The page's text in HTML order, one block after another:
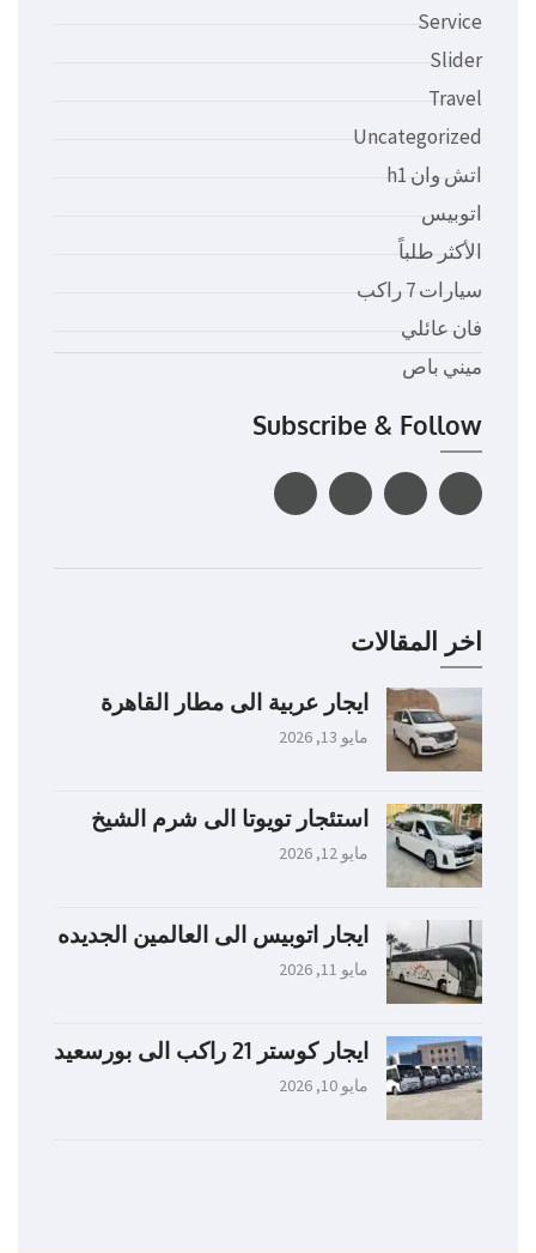
Service
Slider
Travel
Uncategorized
اتش وان h1
اتوبيس
الأكثر طلباً
سيارات 7 راكب
فان عائلي
ميني باص
Subscribe & Follow
اخر المقالات
ايجار عربية الى مطار القاهرة
مايو 13, 2026
استئجار تويوتا الى شرم الشيخ
مايو 12, 2026
ايجار اتوبيس الى العالمين الجديده
مايو 11, 2026
ايجار كوستر 21 راكب الى بورسعيد
مايو 10, 2026